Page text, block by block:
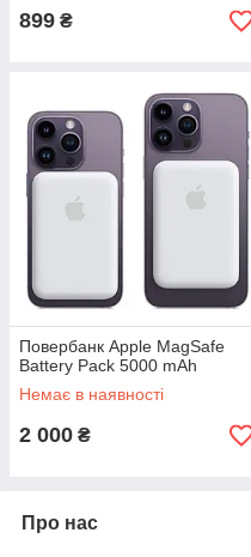
899 ₴
Повербанк Apple MagSafe
Battery Pack 5000 mAh
Немає в наявності
2 000 ₴
Про нас